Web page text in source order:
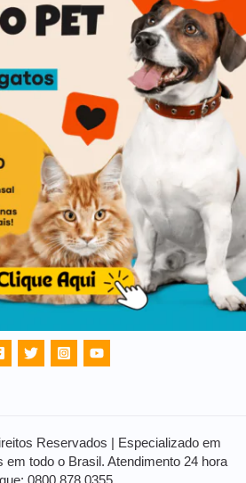
Reservados | Especializado em
em todo o Brasil. Atendimento 24 hora
0800 878 0355